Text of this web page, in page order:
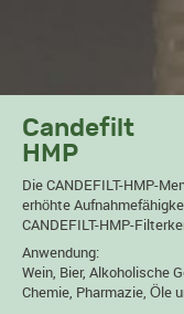
Candefilt
HMP
Die CANDEFILT-HMP-
erhöhte
CANDEFILT-HMP-
Anwendung:
Wein, Bier, Alkoholische
Chemie, Pharmazie, Öle